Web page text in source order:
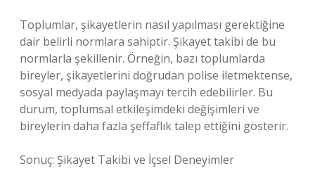
Toplumlar, şikayetlerin nasıl yapılması gerektiğine
dair belirli normlara sahiptir. Şikayet takibi de bu
normlarla şekillenir. Örneğin, bazı toplumlarda
bireyler, şikayetlerini doğrudan polise iletmektense,
sosyal medyada paylaşmayı tercih edebilirler. Bu
durum, toplumsal etkileşimdeki değişimleri ve
bireylerin daha fazla şeffaflık talep ettiğini gösterir.
Sonuç: Şikayet Takibi ve İçsel Deneyimler